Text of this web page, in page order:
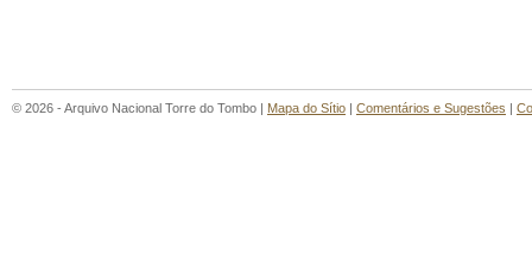
© 2026 - Arquivo Nacional Torre do Tombo | Mapa do Sítio | Comentários e Sugestões |